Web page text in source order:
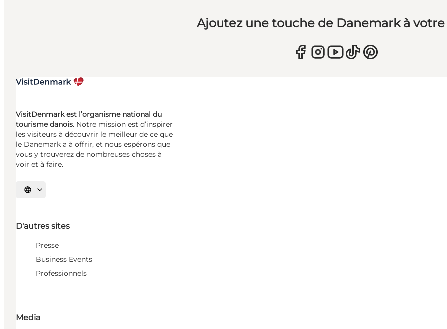
Ajoutez une touche de Danemark à
VisitDenmark est l’organisme national du
tourisme danois. Notre mission est d’inspirer
les visiteurs à découvrir le meilleur de ce que
le Danemark a à offrir, et nous espérons que
vous y trouverez de nombreuses choses à
voir et à faire.
Choisissez la langue
D'autres sites
Presse
Business Events
Professionnels
Media